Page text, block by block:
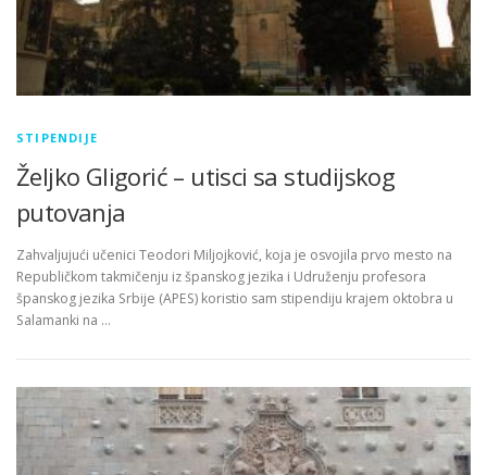
STIPENDIJE
Željko Gligorić – utisci sa studijskog
putovanja
Zahvaljujući učenici Teodori Miljojković, koja je osvojila prvo mesto na
Republičkom takmičenju iz španskog jezika i Udruženju profesora
španskog jezika Srbije (APES) koristio sam stipendiju krajem oktobra u
Salamanki na …